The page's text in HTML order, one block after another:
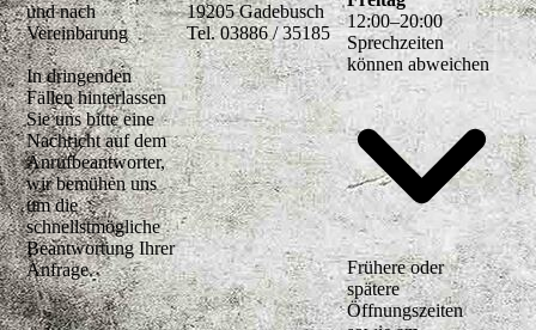
und nach
Vereinbarung
In dringenden
Fällen hinterlassen
Sie uns bitte eine
Nachricht auf dem
Anrufbeantworter,
wir bemühen uns
um die
schnellstmögliche
Beantwortung Ihrer
Anfrage.
19205 Gadebusch
Tel. 03886 / 35185
12:00–20:00
Sprechzeiten
können abweichen
Frühere oder
spätere
Öffnungszeiten